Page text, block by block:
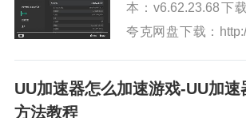
本：v6.62.23.68下
夸克网盘下载：
方式S...
UU加速器怎么加速游戏-UU加速
方法教程